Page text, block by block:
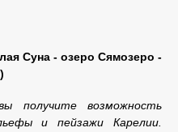
Суна - озеро Сямозеро -
получите возможность
и пейзажи Карелии.